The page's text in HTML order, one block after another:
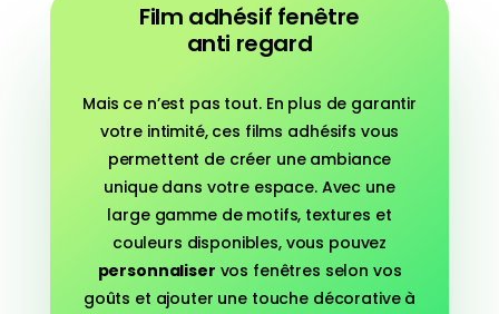
Film adhésif fenêtre
anti regard
Mais ce n’est pas tout. En plus de garantir
votre intimité, ces films adhésifs vous
permettent de créer une ambiance
unique dans votre espace. Avec une
large gamme de motifs, textures et
couleurs disponibles, vous pouvez
personnaliser vos fenêtres selon vos
goûts et ajouter une touche décorative à